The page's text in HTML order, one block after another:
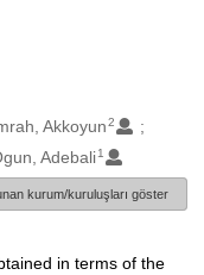
Akkoyun2
Adebali 1
kurum/kuruluşları göster
in terms of the